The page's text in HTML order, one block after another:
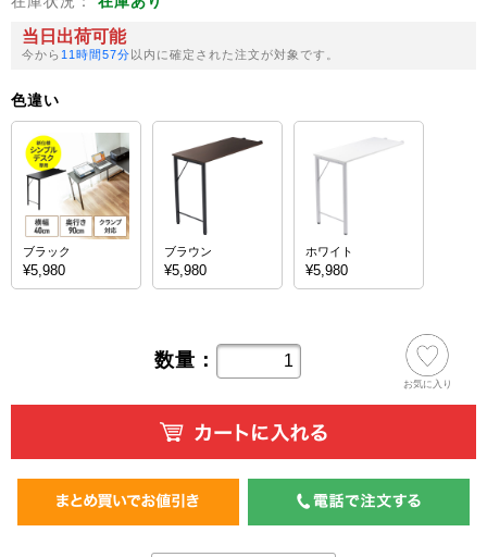
当日出荷可能
今から 11時間57分以内に確定された注文が対象です。
色違い
ブラック
¥5,980
ブラウン
¥5,980
ホワイト
¥5,980
数量：
お気に入り